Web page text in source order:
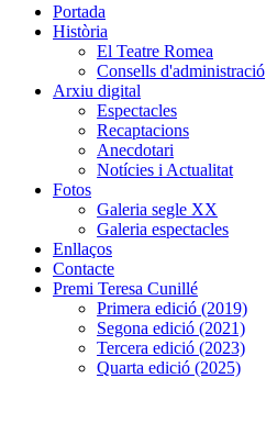
Portada
Història
El Teatre Romea
Consells d'administració
Arxiu digital
Espectacles
Recaptacions
Anecdotari
Notícies i Actualitat
Fotos
Galeria segle XX
Galeria espectacles
Enllaços
Contacte
Premi Teresa Cunillé
Primera edició (2019)
Segona edició (2021)
Tercera edició (2023)
Quarta edició (2025)